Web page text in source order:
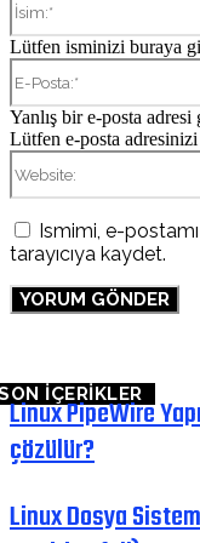
Lütfen isminizi buraya
Yanlış bir e-posta
Lütfen e-posta
Ismimi, e-
tarayıcıya kaydet.
İÇERİKLER
Linux PipeWire
çözülür?
Linux Dosya